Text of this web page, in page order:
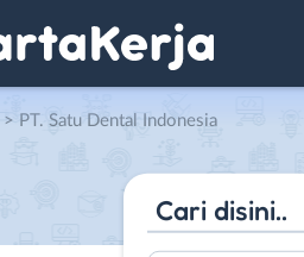
> PT. Satu Dental Indonesia